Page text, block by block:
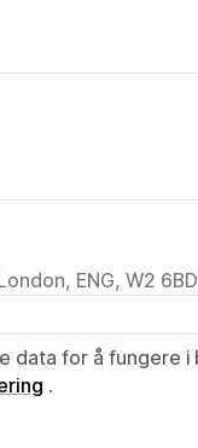
ENG, W2
data for å fungere i
.